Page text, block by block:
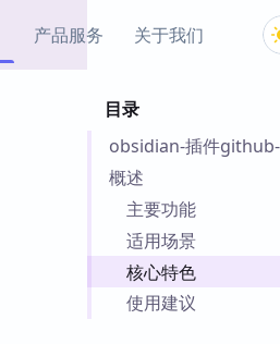
产品服务 关于我们
目录
obsidian-插件
概述
主要功能
适用场景
核心特色
使用建议